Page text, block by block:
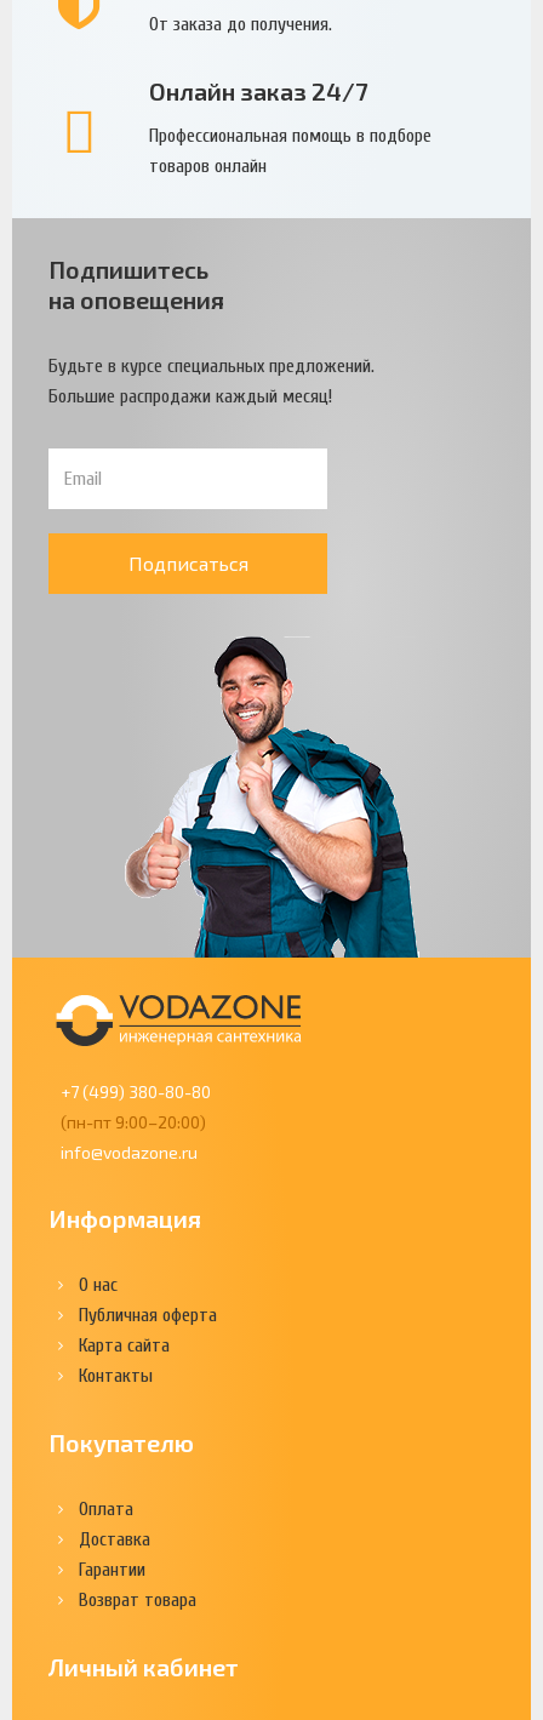
От заказа до получения.
Онлайн заказ 24/7
Профессиональная помощь в подборе
товаров онлайн
Подпишитесь
на оповещения
Будьте в курсе специальных предложений.
Большие распродажи каждый месяц!
Подписаться
+7 (499) 380-80-80
(пн-пт 9:00–20:00)
info@vodazone.ru
Информация
О нас
Публичная оферта
Карта сайта
Контакты
Покупателю
Оплата
Доставка
Гарантии
Возврат товара
Личный кабинет